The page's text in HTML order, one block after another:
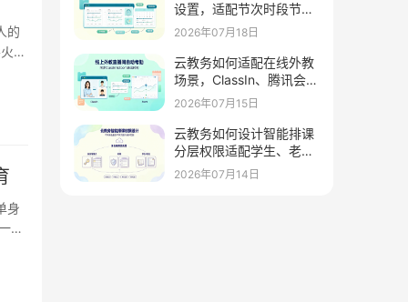
的
线
身
半
设置，适配节次时段节假
日学期周期
2026年07月18日
云教务如何适配在线外教
场景，ClassIn、腾讯会
议、Zoom自动考勤
2026年07月15日
云教务如何设计智能排课
分层权限适配学生、老
师、教务不同角色
2026年07月14日